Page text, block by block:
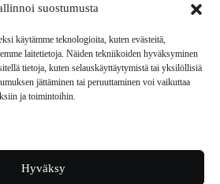
suostumusta
käytämme teknologioita, kuten evästeitä,
laitetietoja. Näiden tekniikoiden hyväksyminen
tietoja, kuten selauskäyttäytymistä tai yksilöllisiä
jättäminen tai peruuttaminen voi vaikuttaa
ja toimintoihin.
Hyväksy